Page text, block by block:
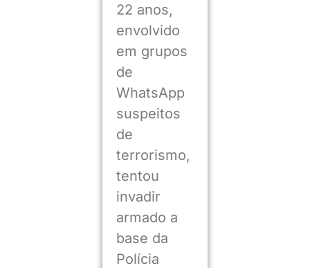
22 anos,
envolvido
em grupos
de
WhatsApp
suspeitos
de
terrorismo,
tentou
invadir
armado a
base da
Polícia